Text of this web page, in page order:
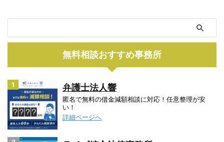
無料相談おすすめ事務所
1 弁護士法人響
匿名で無料の借金減額相談に対応！任意整理が安
い！
詳細ページへ